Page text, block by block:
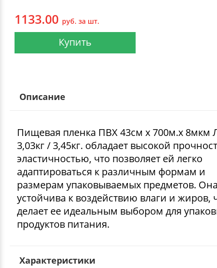
1133.00 руб. за шт.
Купить
Описание
Пищевая пленка ПВХ 43см х 700м.х 8мкм
3,03кг / 3,45кг. обладает высокой
эластичностью, что позволяет ей легко
адаптироваться к различным формам и
размерам упаковываемых предметов.
устойчива к воздействию влаги и жиров,
делает ее идеальным выбором для
продуктов питания.
Характеристики